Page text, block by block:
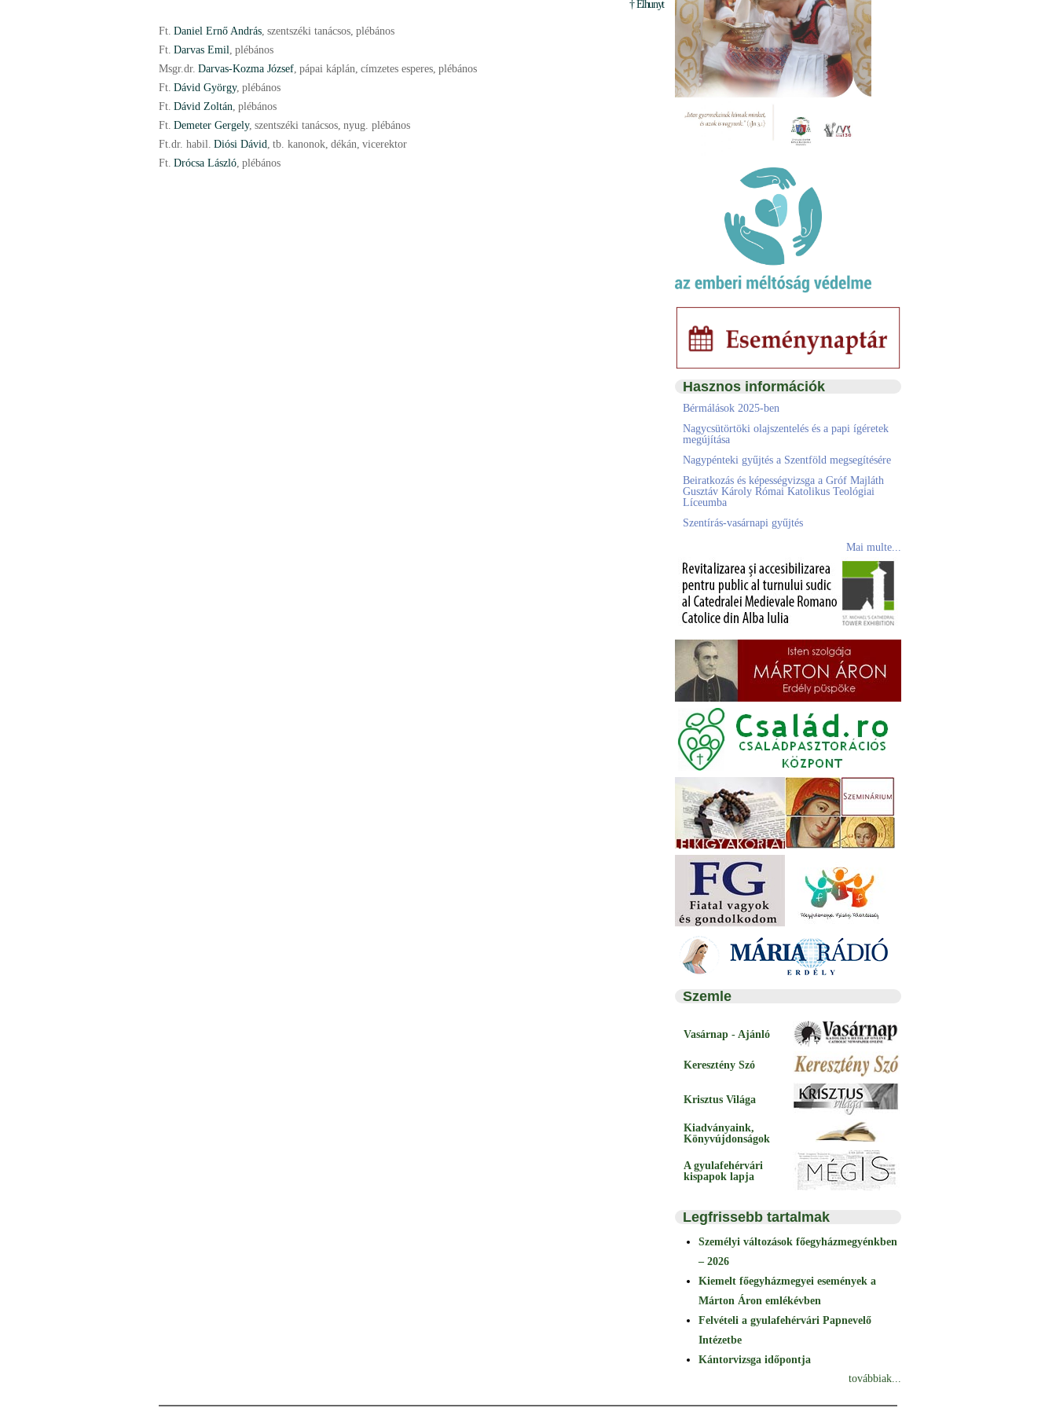
† Elhunyt
Ft. Daniel Ernő András, szentszéki tanácsos, plébános
Ft. Darvas Emil, plébános
Msgr.dr. Darvas-Kozma József, pápai káplán, címzetes esperes, plébános
Ft. Dávid György, plébános
Ft. Dávid Zoltán, plébános
Ft. Demeter Gergely, szentszéki tanácsos, nyug. plébános
Ft.dr. habil. Diósi Dávid, tb. kanonok, dékán, vicerektor
Ft. Drócsa László, plébános
Hasznos információk
Bérmálások 2025-ben
Nagycsütörtöki olajszentelés és a papi ígéretek
megújítása
Nagypénteki gyűjtés a Szentföld megsegítésére
Beiratkozás és képességvizsga a Gróf Majláth
Gusztáv Károly Római Katolikus Teológiai
Líceumba
Szentírás-vasárnapi gyűjtés
Mai multe...
Szemle
Vasárnap - Ajánló
Keresztény Szó
Krisztus Világa
Kiadványaink,
Könyvújdonságok
A gyulafehérvári
kispapok lapja
Legfrissebb tartalmak
Személyi változások főegyházmegyénkben
– 2026
Kiemelt főegyházmegyei események a
Márton Áron emlékévben
Felvételi a gyulafehérvári Papnevelő
Intézetbe
Kántorvizsga időpontja
továbbiak...